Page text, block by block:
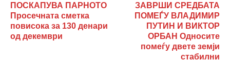
ПОСКАПУВА ПАРНОТО
Просечната сметка
повисока за 130 денари
од декември
ЗАВРШИ СРЕДБАТА
ПОМЕЃУ ВЛАДИМИР
ПУТИН И ВИКТОР
ОРБАН Односите
помеѓу двете земји
стабилни